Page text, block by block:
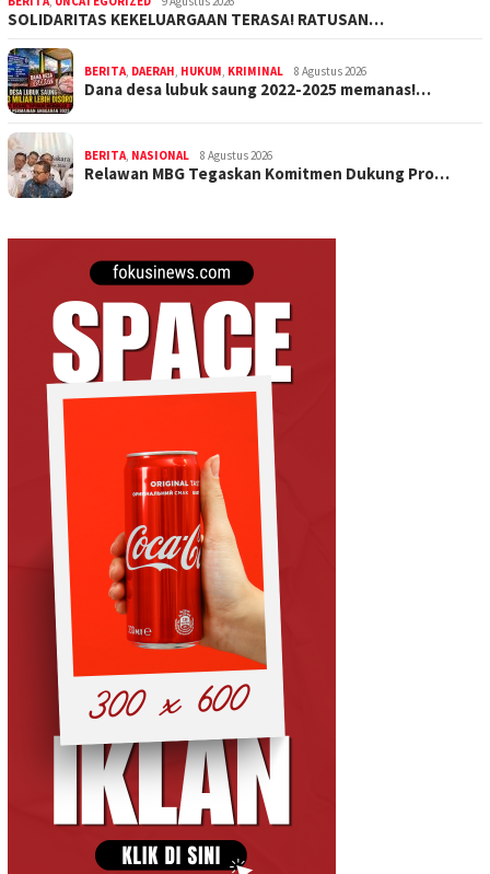
SOLIDARITAS KEKELUARGAAN TERASA! RATUSAN…
BERITA, DAERAH, HUKUM, KRIMINAL 8 Agustus 2026
Dana desa lubuk saung 2022-2025 memanas!…
BERITA, NASIONAL 8 Agustus 2026
Relawan MBG Tegaskan Komitmen Dukung Pro…